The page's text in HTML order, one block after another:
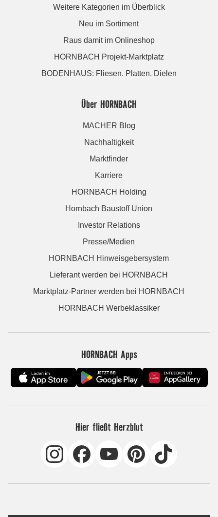
Weitere Kategorien im Überblick
Neu im Sortiment
Raus damit im Onlineshop
HORNBACH Projekt-Marktplatz
BODENHAUS: Fliesen. Platten. Dielen
Über HORNBACH
MACHER Blog
Nachhaltigkeit
Marktfinder
Karriere
HORNBACH Holding
Hornbach Baustoff Union
Investor Relations
Presse/Medien
HORNBACH Hinweisgebersystem
Lieferant werden bei HORNBACH
Marktplatz-Partner werden bei HORNBACH
HORNBACH Werbeklassiker
HORNBACH Apps
Hier fließt Herzblut